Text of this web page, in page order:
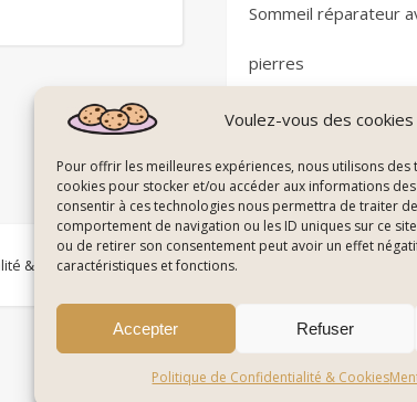
Voulez-vous des cookies
Pour offrir les meilleures expériences, nous utilisons des
cookies pour stocker et/ou accéder aux informations
consentir à ces technologies nous permettra de traiter
comportement de navigation ou les ID uniques sur ce
ou de retirer son consentement peut avoir un effet
caractéristiques et fonctions.
Accepter Refuser
Politique de Confidentialité & Cookies
Sommeil réparateur
pierres
Plantes et circulation
© All Right Reserved Energie De
& Cookies Plan du Site